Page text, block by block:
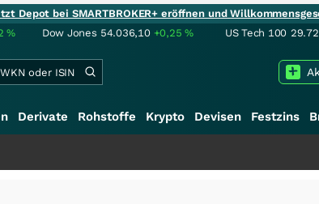
Depot bei SMARTBROKER+ eröffnen und
% Dow Jones 54.036,10 +0,25% US Tech 100
Derivate Rohstoffe Krypto Devisen Festzins